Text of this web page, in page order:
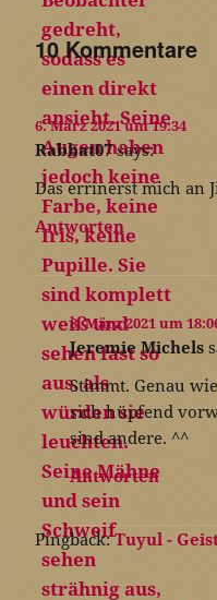
10 Kommentare
6. März 2021 um 19:34
Rabbat07 says:
Das errinerst mich an
Antworten
8. März 2021 um
Jeremie Michels
Stimmt. Genau
sich hüpfend
sind andere. ^^
Antworten
Pingback:Tuyul -